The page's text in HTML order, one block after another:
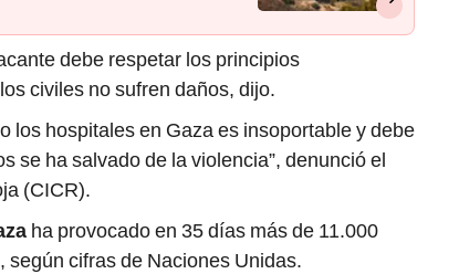
debe respetar los principios
civiles no sufren daños, dijo.
los hospitales en Gaza es insoportable y debe
se ha salvado de la violencia”, denunció el
(CICR).
ha provocado en 35 días más de 11.000
según cifras de Naciones Unidas.